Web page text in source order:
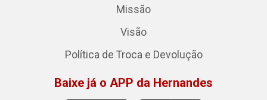
Missão
Visão
Política de Troca e Devolução
Baixe já o APP da Hernandes